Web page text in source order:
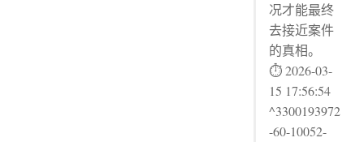
况才能最终
去接近案件
的真相。
⏱ 2026-03-
15 17:56:54
^3300193972
-60-10052-